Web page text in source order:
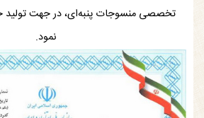
تخصصی منسوجات پنبه‌ای، در جهت تولید
نمود.